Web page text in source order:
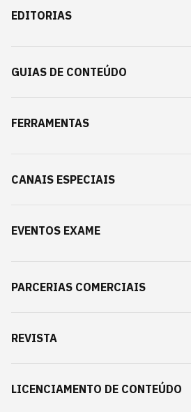
EDITORIAS
GUIAS DE CONTEÚDO
FERRAMENTAS
CANAIS ESPECIAIS
EVENTOS EXAME
PARCERIAS COMERCIAIS
REVISTA
LICENCIAMENTO DE CONTEÚDO